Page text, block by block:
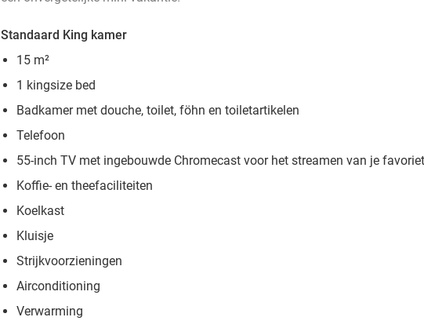
Standaard King kamer
15 m²
1 kingsize bed
Badkamer met douche, toilet, föhn en toiletartikelen
Telefoon
55-inch TV met ingebouwde Chromecast voor het streamen van je
Koffie- en theefaciliteiten
Koelkast
Kluisje
Strijkvoorzieningen
Airconditioning
Verwarming